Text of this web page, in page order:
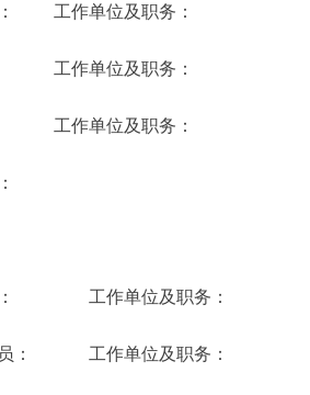
： 工作单位及职务：
工作单位及职务：
工作单位及职务：
： 工作单位及职务：
员： 工作单位及职务：